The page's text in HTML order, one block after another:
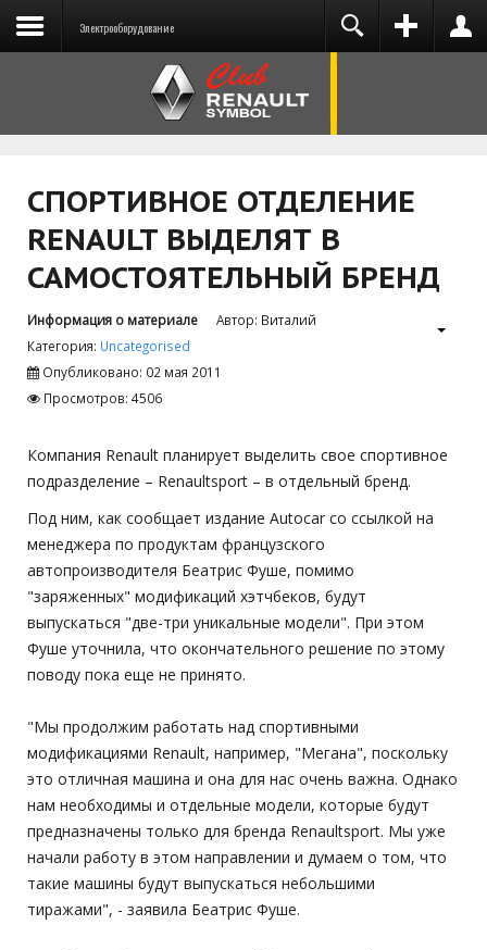
Электрооборудование
Запомнить меня
ВОЙТИ
Забыли логин?
You need to enable user registration from User
Manager/Options in the backend of Joomla
before this module will activate.
СПОРТИВНОЕ ОТДЕЛЕНИЕ
RENAULT ВЫДЕЛЯТ В
САМОСТОЯТЕЛЬНЫЙ БРЕНД
Информация о материале Автор: Виталий
Категория: Uncategorised
Опубликовано: 02 мая 2011
Просмотров: 4506
Компания Renault планирует выделить свое спортивное
подразделение – Renaultsport – в отдельный бренд.
Под ним, как сообщает издание Autocar со ссылкой на
менеджера по продуктам французского
автопроизводителя Беатрис Фуше, помимо
"заряженных" модификаций хэтчбеков, будут
выпускаться "две-три уникальные модели". При этом
Фуше уточнила, что окончательного решение по этому
поводу пока еще не принято.
"Мы продолжим работать над спортивными
модификациями Renault, например, "Мегана", поскольку
это отличная машина и она для нас очень важна. Однако
нам необходимы и отдельные модели, которые будут
предназначены только для бренда Renaultsport. Мы уже
начали работу в этом направлении и думаем о том, что
такие машины будут выпускаться небольшими
тиражами", - заявила Беатрис Фуше.